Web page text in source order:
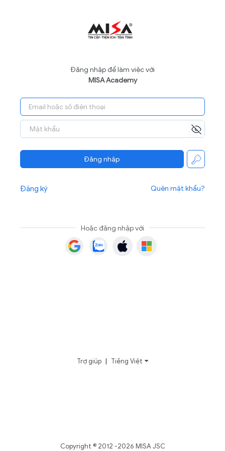
Đăng nhập để làm việc với
MISA Academy
Đăng nhập
Đăng ký Quên mật khẩu?
Hoặc đăng nhập với
Trợ giúp | Tiếng Việt
Copyright © 2012 -2026 MISA JSC